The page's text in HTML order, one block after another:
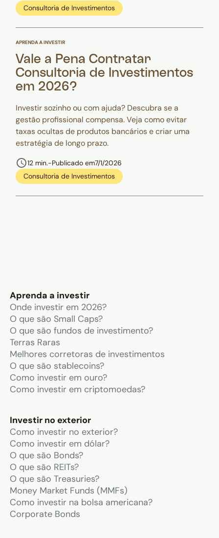
Consultoria de Investimentos
APRENDA A INVESTIR
Vale a Pena Contratar
Consultoria de Investimentos
em 2026?
Investir sozinho ou com ajuda? Descubra se a
gestão profissional compensa. Veja como evitar
taxas ocultas de produtos bancários e criar uma
estratégia de longo prazo.
12 min.-Publicado em7/1/2026
Consultoria de Investimentos
Aprenda a investir
Onde investir em 2026?
O que são Small Caps?
O que são fundos de investimento?
Terras Raras
Melhores corretoras de investimentos
O que são stablecoins?
Como investir em ouro?
Como investir em criptomoedas?
Investir no exterior
Como investir no exterior?
Como investir em dólar?
O que são Bonds?
O que são REITs?
O que são Treasuries?
Money Market Funds (MMFs)
Como investir na bolsa americana?
Corporate Bonds